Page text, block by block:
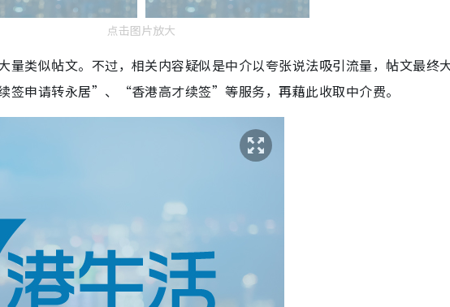
点击图片放大
量类似帖文。不过，相关内容疑似是中介以夸张说法吸引流量，帖文最终
签申请转永居”、“香港高才续签”等服务，再藉此收取中介费。